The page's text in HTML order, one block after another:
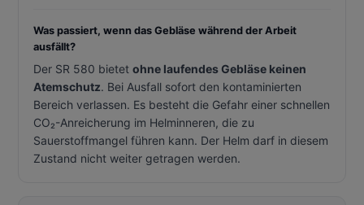
Was passiert, wenn das Gebläse während der Arbeit
ausfällt?
Der SR 580 bietet ohne laufendes Gebläse keinen
Atemschutz. Bei Ausfall sofort den kontaminierten
Bereich verlassen. Es besteht die Gefahr einer schnellen
CO₂-Anreicherung im Helminneren, die zu
Sauerstoffmangel führen kann. Der Helm darf in diesem
Zustand nicht weiter getragen werden.